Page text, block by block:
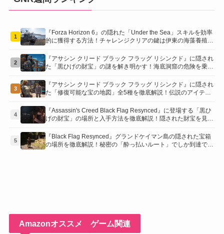
1
『Forza Horizon 6』の隠れた「Under the Sea」スキルを効率
的に獲得する方法！チャレンジクリアの鍵は伊東の海藻養殖場
2
『アサシン クリード ブラック フラッグ リシンクド』に隠され
た「黒ひげの財宝」の謎を解き明かす！海底洞窟の危険を乗り
3
『アサシン クリード ブラック フラッグ リシンクド』に隠され
た「修復可能な宝の地図」全5種を徹底解説！伝説のアイテム
コツを紹介！
4
『Assassin's Creed Black Flag Resynced』に登場する「黒ひ
げの財宝」の場所と入手方法を徹底解説！隠された財宝を見つ
5
『Black Flag Resynced』グランドケイマン島の隠された宝箱
の場所を徹底解説！秘密の「酔っ払いルート」でしか到達でき
Amazonオススメ ゲーム関連